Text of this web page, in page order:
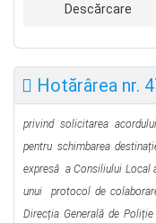
Descărcare
Hotărârea nr.
privind solicitarea
pentru schimbarea destin
expresă a Consiliului Local
unui protocol de
Direcția Generală de